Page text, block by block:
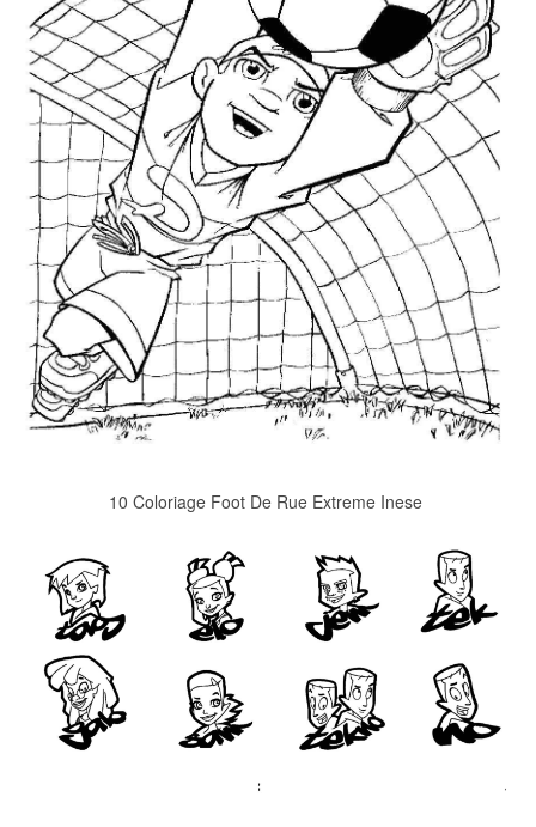
10 Coloriage Foot De Rue Extreme Inese